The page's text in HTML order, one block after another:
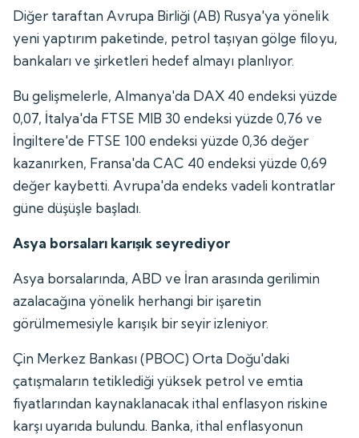
Diğer taraftan Avrupa Birliği (AB) Rusya'ya yönelik
yeni yaptırım paketinde, petrol taşıyan gölge filoyu,
bankaları ve şirketleri hedef almayı planlıyor.
Bu gelişmelerle, Almanya'da DAX 40 endeksi yüzde
0,07, İtalya'da FTSE MIB 30 endeksi yüzde 0,76 ve
İngiltere'de FTSE 100 endeksi yüzde 0,36 değer
kazanırken, Fransa'da CAC 40 endeksi yüzde 0,69
değer kaybetti. Avrupa'da endeks vadeli kontratlar
güne düşüşle başladı.
Asya borsaları karışık seyrediyor
Asya borsalarında, ABD ve İran arasında gerilimin
azalacağına yönelik herhangi bir işaretin
görülmemesiyle karışık bir seyir izleniyor.
Çin Merkez Bankası (PBOC) Orta Doğu'daki
çatışmaların tetiklediği yüksek petrol ve emtia
fiyatlarından kaynaklanacak ithal enflasyon riskine
karşı uyarıda bulundu. Banka, ithal enflasyonun